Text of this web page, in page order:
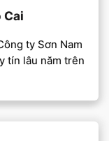
Cai
ty Sơn Nam
tín lâu năm trên